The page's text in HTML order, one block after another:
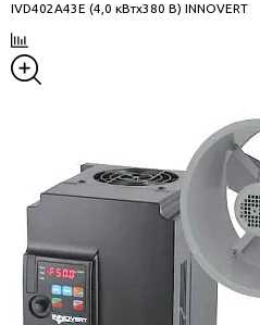
IVD402A43E (4,0 кВтx380 В) INNOVERT